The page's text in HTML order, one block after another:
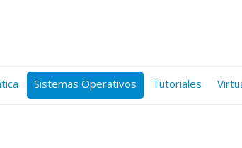
Sistemas Operativos Tutoriales